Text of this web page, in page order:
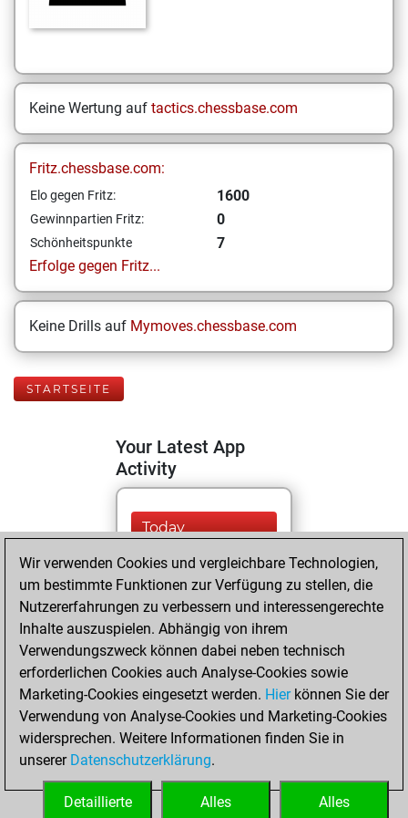
Keine Wertung auf tactics.chessbase.com
Fritz.chessbase.com:
Elo gegen Fritz: 1600
Gewinnpartien Fritz: 0
Schönheitspunkte
7
Erfolge gegen Fritz...
Keine Drills auf Mymoves.chessbase.com
STARTSEITE
Your Latest App
Activity
Today
You are ranked
#9505 in Fritz by Elo
Fritz
ranked #16515 in
Fritz Beauty
Dienstag, März 7,
2023
You created
your Fritz account
Wir verwenden Cookies und vergleichbare Technologien,
um bestimmte Funktionen zur Verfügung zu stellen, die
Nutzererfahrungen zu verbessern und interessengerechte
Inhalte auszuspielen. Abhängig von ihrem
Verwendungszweck können dabei neben technisch
erforderlichen Cookies auch Analyse-Cookies sowie
Marketing-Cookies eingesetzt werden. Hierkönnen Sie der
Verwendung von Analyse-Cookies und Marketing-Cookies
widersprechen. Weitere Informationen finden Sie in
unserer Datenschutzerklärung.
Alles
Alles
Detaillierte